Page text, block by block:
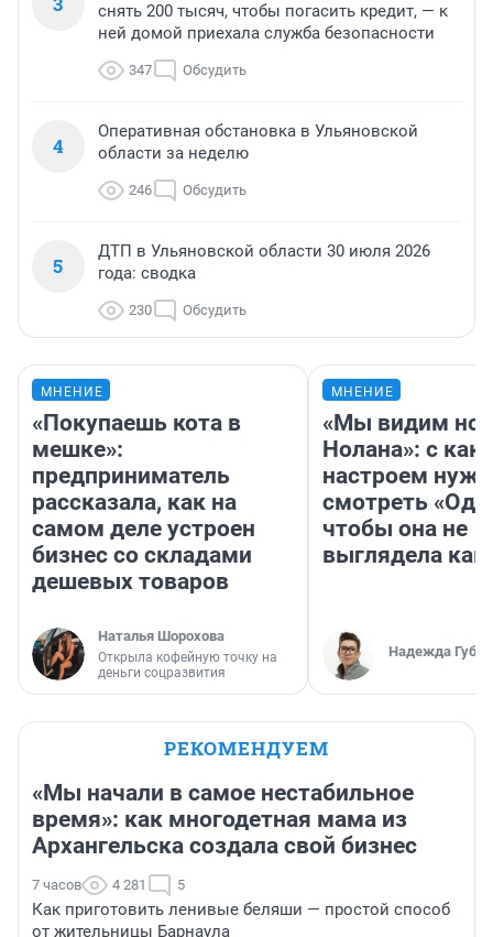
снять 200 тысяч, чтобы погасить кредит, — к
ней домой приехала служба безопасности
347 Обсудить
4
Оперативная обстановка в Ульяновской
области за неделю
246 Обсудить
5
ДТП в Ульяновской области 30 июля 2026
года: сводка
230 Обсудить
МНЕНИЕ
«Покупаешь кота в
мешке»:
предприниматель
рассказала, как на
самом деле устроен
бизнес со складами
дешевых товаров
Наталья Шорохова
Открыла кофейную точку на
деньги соцразвития
МНЕНИЕ
«Мы видим
Нолана»: с
настроем
смотреть
чтобы она не
выглядела как
Надежда
РЕКОМЕНДУЕМ
«Мы начали в самое нестабильное
время»: как многодетная мама из
Архангельска создала свой бизнес
7 часов 4 281 5
Как приготовить ленивые беляши — простой способ
от жительницы Барнаула